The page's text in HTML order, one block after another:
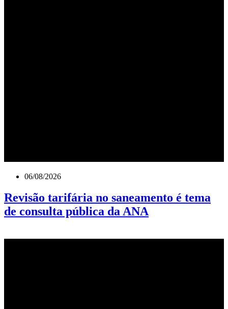
06/08/2026
Revisão tarifária no saneamento é tema
de consulta pública da ANA